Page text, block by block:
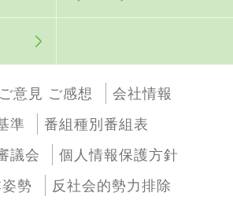
ご意見 ご感想
会社情報
準
番組種別番組表
議会
個人情報保護方針
勢
反社会的勢力排除